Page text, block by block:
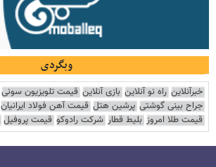
وبگردی
خبرآنلاین راه نو آنلاین بازی آنلاین قیمت تلویزیون سونی
جراح بینی گوشتی پرشین هتل قیمت آهن فولاد ایرانیان
قیمت طلا امروز بلیط قطار شرکت رادوکو قیمت پروفیل